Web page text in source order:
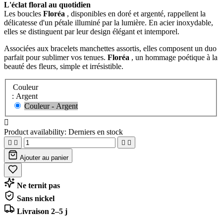
L'éclat floral au quotidien
Les boucles Floréa , disponibles en doré et argenté, rappellent la
délicatesse d'un pétale illuminé par la lumière. En acier inoxydable,
elles se distinguent par leur design élégant et intemporel.
Associées aux bracelets manchettes assortis, elles composent un duo
parfait pour sublimer vos tenues. Floréa , un hommage poétique à la
beauté des fleurs, simple et irrésistible.
Couleur
: Argent
Couleur - Argent

Product availability: Derniers en stock
   
Ajouter au panier
Ne ternit pas
Sans nickel
Livraison 2–5 j